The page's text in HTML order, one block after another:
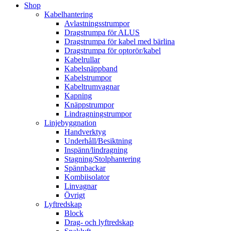
Shop
Kabelhantering
Avlastningsstrumpor
Dragstrumpa för ALUS
Dragstrumpa för kabel med bärlina
Dragstrumpa för optorör/kabel
Kabelrullar
Kabelsnäppband
Kabelstrumpor
Kabeltrumvagnar
Kapning
Knäppstrumpor
Lindragningstrumpor
Linjebyggnation
Handverktyg
Underhåll/Besiktning
Inspänn/lindragning
Stagning/Stolphantering
Spännbackar
Kombiisolator
Linvagnar
Övrigt
Lyftredskap
Block
Drag- och lyftredskap